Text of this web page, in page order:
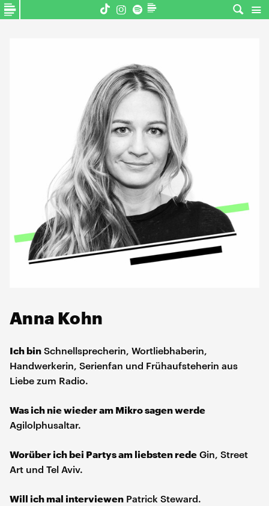
Anna Kohn
Ich bin Schnellsprecherin, Wortliebhaberin,
Handwerkerin, Serienfan und Frühaufsteherin aus
Liebe zum Radio.
Was ich nie wieder am Mikro sagen werde
Agilolphusaltar.
Worüber ich bei Partys am liebsten rede Gin, Street
Art und Tel Aviv.
Will ich mal interviewen Patrick Steward.